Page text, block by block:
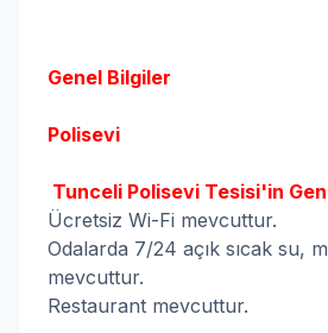
Genel Bilgiler
Polisevi
Tunceli Polisevi Tesisi'in
Ücretsiz Wi-Fi mevcuttur.
Odalarda 7/24 açık sıcak su,
mevcuttur.
Restaurant mevcuttur.